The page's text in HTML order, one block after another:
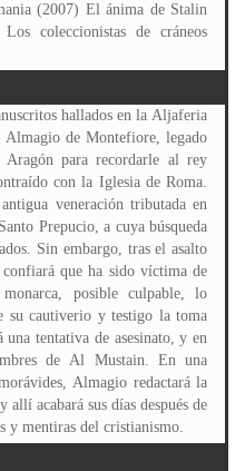
(2007) El ánima de Stalin
coleccionistas de cráneos
hallados en la Aljaferia
Almagio de Montefiore, legado
para recordarle al rey
con la Iglesia de Roma.
veneración tributada en
Prepucio, a cuya búsqueda
Sin embargo, tras el asalto
que ha sido víctima de
posible culpable, lo
su cautiverio y testigo la toma
tentativa de asesinato, y en
de Al Mustain. En una
Almagio redactará la
acabará sus días después de
y mentiras del cristianismo.